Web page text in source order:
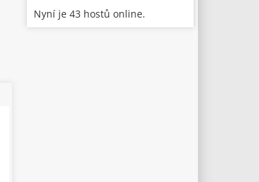
Nyní je 43 hostů online.